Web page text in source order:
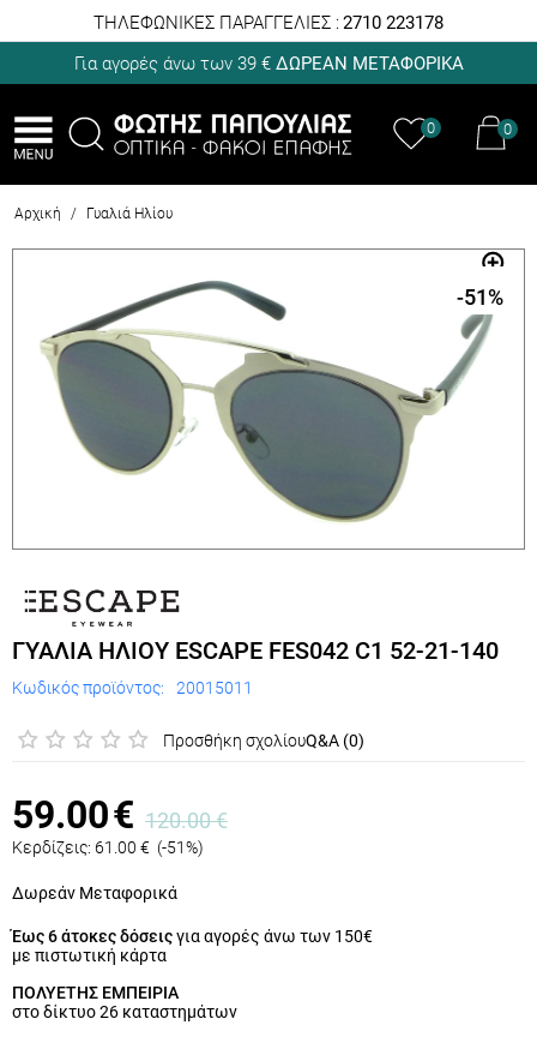
ΤΗΛΕΦΩΝΙΚΕΣ ΠΑΡΑΓΓΕΛΙΕΣ : 2710 223178
Για αγορές άνω των 39 € ΔΩΡΕΑΝ ΜΕΤΑΦΟΡΙΚΑ
0 0
Αρχική / Γυαλιά Ηλίου
-51%
ΓΥΑΛΙΑ ΗΛΙΟΥ ESCAPE FES042 C1 52-21-140
Κωδικός προϊόντος: 20015011
Προσθήκη σχολίουQ&A (0)
59.00€ 120.00€
Κερδίζεις: 61.00 € (-51%)
Δωρεάν Μεταφορικά
Έως 6 άτοκες δόσειςγια αγορές άνω των 150€
με πιστωτική κάρτα
ΠΟΛΥΕΤΗΣ ΕΜΠΕΙΡΙΑ
στο δίκτυο 26 καταστημάτων